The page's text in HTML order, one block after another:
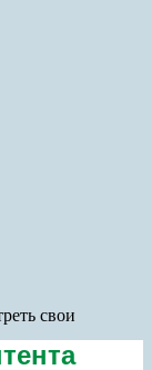
свои